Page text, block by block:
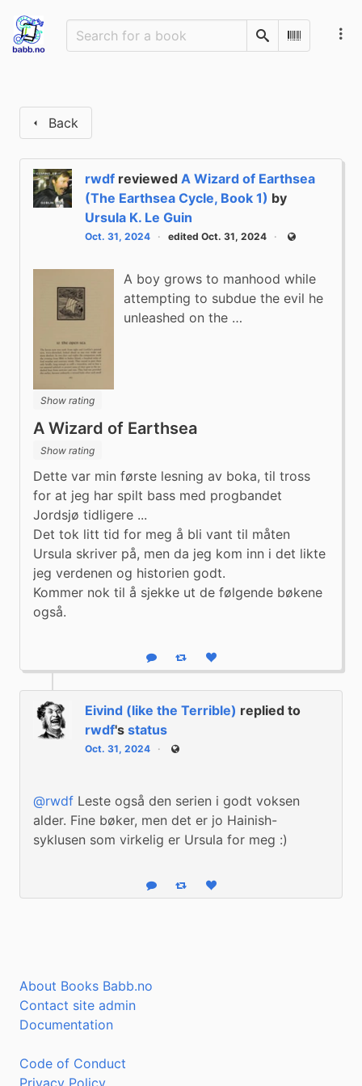
SearchScan
Back
rwdf reviewed A Wizard of Earthsea
(The Earthsea Cycle, Book 1) by
Ursula K. Le Guin
Oct. 31, 2024 edited Oct. 31, 2024 Public
Show rating
A boy grows to manhood while
attempting to subdue the evil he
unleashed on the …
A Wizard of Earthsea
Show rating
Dette var min første lesning av boka, til tross
for at jeg har spilt bass med progbandet
Jordsjø tidligere ...
Det tok litt tid for meg å bli vant til måten
Ursula skriver på, men da jeg kom inn i det likte
jeg verdenen og historien godt.
Kommer nok til å sjekke ut de følgende bøkene
også.
Reply Boost statusLike status
Eivind (like the Terrible) replied to
rwdf's status
Oct. 31, 2024 Public
@rwdf Leste også den serien i godt voksen
alder. Fine bøker, men det er jo Hainish-
syklusen som virkelig er Ursula for meg :)
Reply Boost statusLike status
About Books Babb.no
Contact site admin
Documentation
Code of Conduct
Privacy Policy